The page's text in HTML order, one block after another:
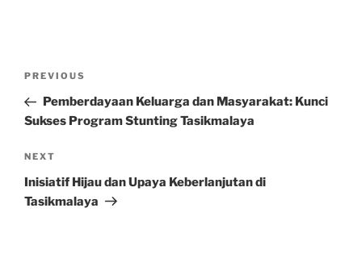
Previous
Post
PREVIOUS
Pemberdayaan Keluarga dan Masyarakat: Kunci
Sukses Program Stunting Tasikmalaya
Next
Post
NEXT
Inisiatif Hijau dan Upaya Keberlanjutan di
Tasikmalaya